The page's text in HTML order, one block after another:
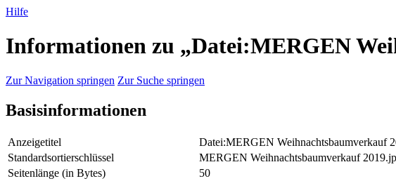
Hilfe
Informationen zu „Datei:MERGEN
Zur Navigation springen Zur Suche springen
Basisinformationen
Anzeigetitel
Datei:MERGEN Weihnachtsbaumverkauf
Standardsortierschlüssel
MERGEN Weihnachtsbaumverkauf
Seitenlänge (in Bytes)
50